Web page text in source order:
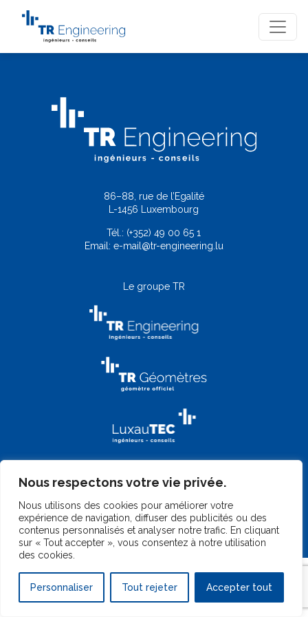
Nous respectons votre vie privée.
Nous utilisons des cookies pour améliorer votre
expérience de navigation, diffuser des publicités ou des
contenus personnalisés et analyser notre trafic. En cliquant
sur « Tout accepter », vous consentez à notre utilisation
des cookies.
Personnaliser Tout rejeter Accepter tout
Le groupe TR
86–88, rue de l’Egalité
L-1456 Luxembourg
Tél.: (+352) 49 00 65 1
Email: e-mail@tr-engineering.lu
©2026 TR-Engineering | Gérer mes cookies | Mentions légales
|
Design byMarc Wilmes Design | Website byTelkea Group